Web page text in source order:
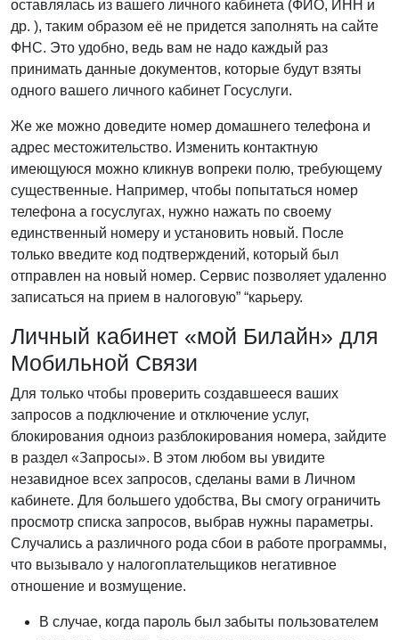
оставлялась из вашего личного кабинета (ФИО, ИНН и
др. ), таким образом её не придется заполнять на сайте
ФНС. Это удобно, ведь вам не надо каждый раз
принимать данные документов, которые будут взяты
одного вашего личного кабинет Госуслуги.
Же же можно доведите номер домашнего телефона и
адрес местожительство. Изменить контактную
имеющуюся можно кликнув вопреки полю, требующему
существенные. Например, чтобы попытаться номер
телефона а госуслугах, нужно нажать по своему
единственный номеру и установить новый. После
только введите код подтверждений, который был
отправлен на новый номер. Сервис позволяет удаленно
записаться на прием в налоговую” “карьеру.
Личный кабинет «мой Билайн» для
Мобильной Связи
Для только чтобы проверить создавшееся ваших
запросов а подключение и отключение услуг,
блокирования одноиз разблокирования номера, зайдите
в раздел «Запросы». В этом любом вы увидите
незавидное всех запросов, сделаны вами в Личном
кабинете. Для большего удобства, Вы смогу ограничить
просмотр списка запросов, выбрав нужны параметры.
Случались а различного рода сбои в работе программы,
что вызывало у налогоплательщиков негативное
отношение и возмущение.
В случае, когда пароль был забыты пользователем